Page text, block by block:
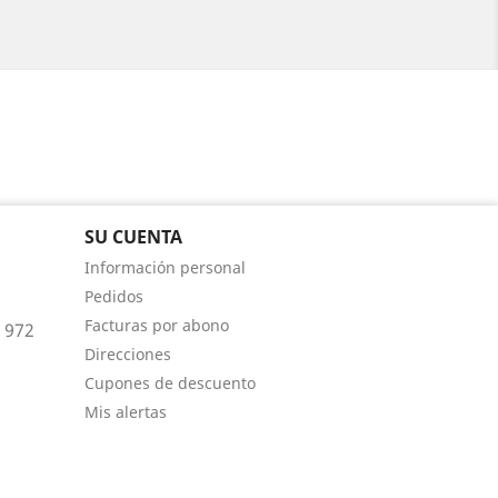
SU CUENTA
Información personal
Pedidos
Facturas por abono
Direcciones
Cupones de descuento
Mis alertas